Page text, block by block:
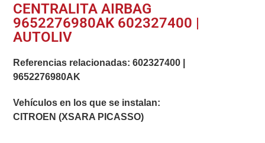
CENTRALITA AIRBAG
9652276980AK 602327400 |
AUTOLIV
Referencias relacionadas:602327400
9652276980AK
Vehículos en los que se instalan:
CITROEN (XSARA PICASSO)